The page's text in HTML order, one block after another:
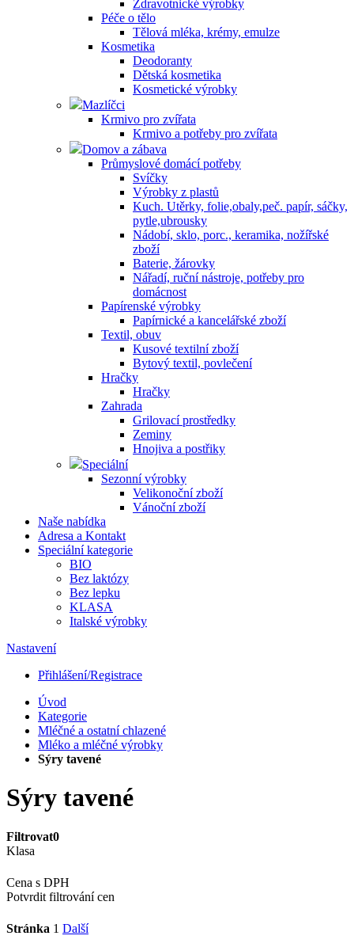
Zdravotnické výrobky
Péče o tělo
Tělová mléka, krémy, emulze
Kosmetika
Deodoranty
Dětská kosmetika
Kosmetické výrobky
Mazlíčci
Krmivo pro zvířata
Krmivo a potřeby pro zvířata
Domov a zábava
Průmyslové domácí potřeby
Svíčky
Výrobky z plastů
Kuch. Utěrky, folie,obaly,peč. papír, sáčky,
pytle,ubrousky
Nádobí, sklo, porc., keramika, nožířské
zboží
Baterie, žárovky
Nářadí, ruční nástroje, potřeby pro
domácnost
Papírenské výrobky
Papírnické a kancelářské zboží
Textil, obuv
Kusové textilní zboží
Bytový textil, povlečení
Hračky
Hračky
Zahrada
Grilovací prostředky
Zeminy
Hnojiva a postřiky
Speciální
Sezonní výrobky
Velikonoční zboží
Vánoční zboží
Naše nabídka
Adresa a Kontakt
Speciální kategorie
BIO
Bez laktózy
Bez lepku
KLASA
Italské výrobky
Nastavení
Přihlášení/Registrace
Úvod
Kategorie
Mléčné a ostatní chlazené
Mléko a mléčné výrobky
Sýry tavené
Sýry tavené
Filtrovat0
Klasa
Cena s DPH
Potvrdit filtrování cen
Stránka 1 Další